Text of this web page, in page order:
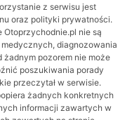
z serwisu jest
oraz polityki prywatności.
Otoprzychodnie.pl nie są
diagnozowania
pozorem nie może
poszukiwania porady
przeczytał w serwisie.
żadnych konkretnych
informacji zawartych w